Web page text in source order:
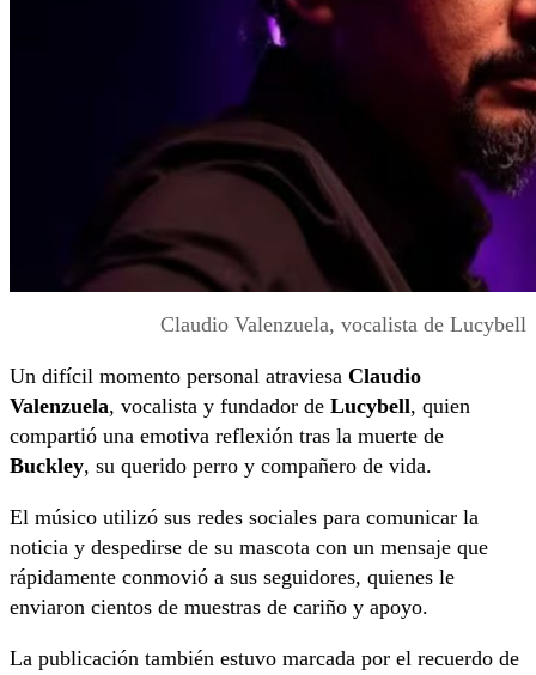
Claudio Valenzuela, vocalista de Lucybell
Un difícil momento personal atraviesa Claudio
Valenzuela, vocalista y fundador de Lucybell, quien
compartió una emotiva reflexión tras la muerte de
Buckley, su querido perro y compañero de vida.
El músico utilizó sus redes sociales para comunicar la
noticia y despedirse de su mascota con un mensaje que
rápidamente conmovió a sus seguidores, quienes le
enviaron cientos de muestras de cariño y apoyo.
La publicación también estuvo marcada por el recuerdo de